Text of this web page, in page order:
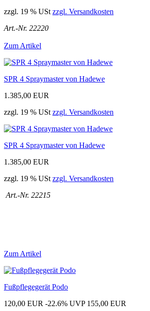
zzgl. 19 % USt zzgl. Versandkosten
Art.-Nr. 22220
Zum Artikel
SPR 4 Spraymaster von Hadewe
1.385,00 EUR
zzgl. 19 % USt zzgl. Versandkosten
SPR 4 Spraymaster von Hadewe
1.385,00 EUR
zzgl. 19 % USt zzgl. Versandkosten
Art.-Nr. 22215
Zum Artikel
Fußpflegegerät Podo
120,00 EUR -22.6% UVP 155,00 EUR